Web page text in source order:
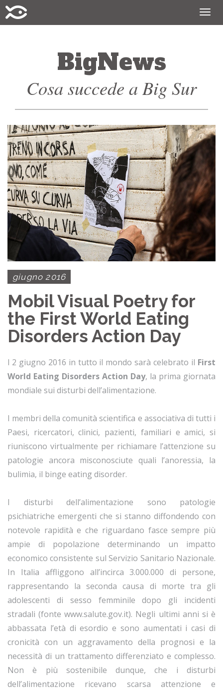
BigNews
Cosa succede a Big Sur
giugno 2016
Mobil Visual Poetry for
the First World Eating
Disorders Action Day
l 2 giugno 2016 in tutto il mondo sarà celebrato il First
World Eating Disorders Action Day, la prima giornata
mondiale sui disturbi dell’alimentazione.
I membri della comunità scientifica e associativa di tutti i
Paesi, ricercatori, clinici, pazienti, familiari e amici, si
riuniscono virtualmente per richiamare l’attenzione su
patologie ancora misconosciute quali l’anoressia, la
bulimia, il binge eating disorder.
I disturbi dell’alimentazione sono patologie
psichiatriche emergenti che si stanno diffondendo con
notevole rapidità e che riguardano fasce sempre più
ampie di popolazione determinando un impatto
economico consistente sul Servizio Sanitario Nazionale.
In Italia affliggono all’incirca 3.000.000 di persone,
rappresentando la seconda causa di morte tra gli
adolescenti di sesso femminile dopo gli incidenti
stradali (fonte www.salute.gov.it). Negli ultimi anni si è
abbassata l’età di esordio e sono aumentati i casi di
cronicità con un aggravamento della prognosi e la
necessità di un trattamento differenziato e complesso.
Non è più sostenibile dunque, che i disturbi
dell’alimentazione ricevano scarsa attenzione e